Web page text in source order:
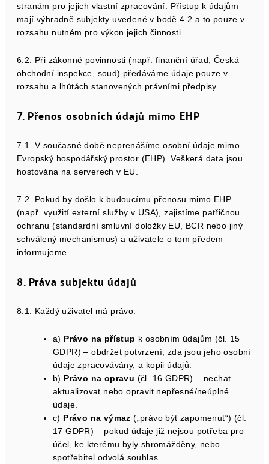
stranám pro jejich vlastní zpracování. Přístup k údajům
mají výhradně subjekty uvedené v bodě 4.2 a to pouze v
rozsahu nutném pro výkon jejich činnosti.
6.2. Při zákonné povinnosti (např. finanční úřad, Česká
obchodní inspekce, soud) předáváme údaje pouze v
rozsahu a lhůtách stanovených právními předpisy.
7. Přenos osobních údajů mimo EHP
7.1. V současné době neprenášíme osobní údaje mimo
Evropský hospodářský prostor (EHP). Veškerá data jsou
hostována na serverech v EU.
7.2. Pokud by došlo k budoucímu přenosu mimo EHP
(např. využití externí služby v USA), zajistíme patřičnou
ochranu (standardní smluvní doložky EU, BCR nebo jiný
schválený mechanismus) a uživatele o tom předem
informujeme.
8. Práva subjektu údajů
8.1. Každý uživatel má právo:
a) Právo na přístup k osobním údajům (čl. 15
GDPR) – obdržet potvrzení, zda jsou jeho osobní
údaje zpracovávány, a kopii údajů.
b) Právo na opravu (čl. 16 GDPR) – nechat
aktualizovat nebo opravit nepřesné/neúplné
údaje.
c) Právo na výmaz („právo být zapomenut“) (čl.
17 GDPR) – pokud údaje již nejsou potřeba pro
účel, ke kterému byly shromážděny, nebo
spotřebitel odvolá souhlas.